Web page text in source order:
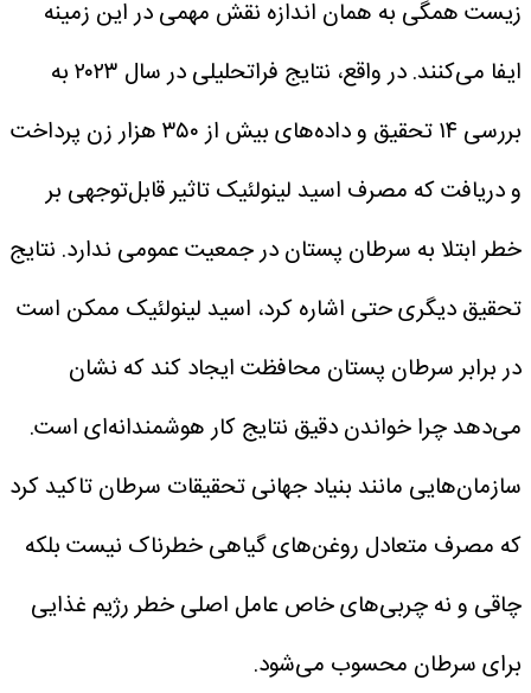
زیست همگی به همان اندازه نقش مهمی در این زمینه
ایفا می‌کنند.
در واقع، نتایج فراتحلیلی در سال ۲۰۲۳ به
بررسی ۱۴ تحقیق و داده‌های بیش از ۳۵۰ هزار زن پرداخت
و دریافت که مصرف اسید لینولئیک تاثیر قابل‌توجهی بر
خطر ابتلا به سرطان پستان در جمعیت عمومی ندارد. نتایج
تحقیق دیگری حتی اشاره کرد، اسید لینولئیک ممکن است
در برابر سرطان پستان محافظت ایجاد کند که نشان
می‌دهد چرا خواندن دقیق نتایج کار هوشمندانه‌ای است.
سازمان‌هایی مانند بنیاد جهانی تحقیقات سرطان تاکید کرد
که مصرف متعادل روغن‌های گیاهی خطرناک نیست بلکه
چاقی و نه چربی‌های خاص عامل اصلی خطر رژیم غذایی
برای سرطان محسوب می‌شود.